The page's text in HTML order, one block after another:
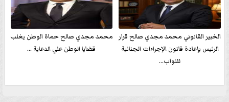
الخبير القانوني محمد مجدي صالح قرار
الرئيس بإعادة قانون الإجراءات الجنائية
للنواب...
محمد مجدي صالح حماة الوطن يغلب
قضايا الوطن علي الدعاية ...